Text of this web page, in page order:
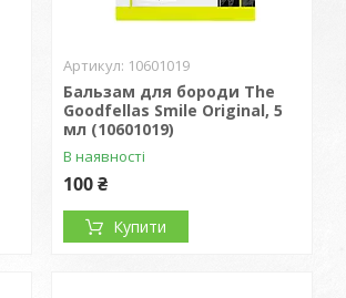
10601019
Бальзам для бороди The
Goodfellas Smile Original, 5
мл (10601019)
В наявності
100 ₴
Купити